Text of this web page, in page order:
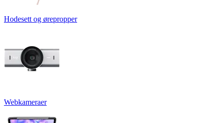
Hodesett og ørepropper
Webkameraer